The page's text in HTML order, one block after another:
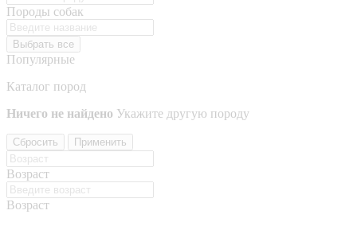
Породы собак
Выбрать все
Популярные
Каталог пород
Ничего не найдено Укажите другую породу
Сбросить Применить
Возраст
Возраст